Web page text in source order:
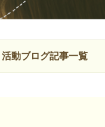
活動ブログ記事一覧